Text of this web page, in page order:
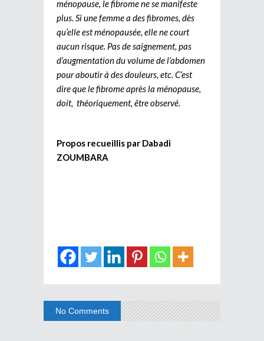
ménopause, le fibrome ne se manifeste
plus. Si une femme a des fibromes, dès
qu’elle est ménopausée, elle ne court
aucun risque. Pas de saignement, pas
d’augmentation du volume de l’abdomen
pour aboutir à des douleurs, etc. C’est
dire que le fibrome après la ménopause,
doit, théoriquement, être observé.
Propos recueillis par Dabadi
ZOUMBARA
No Comments